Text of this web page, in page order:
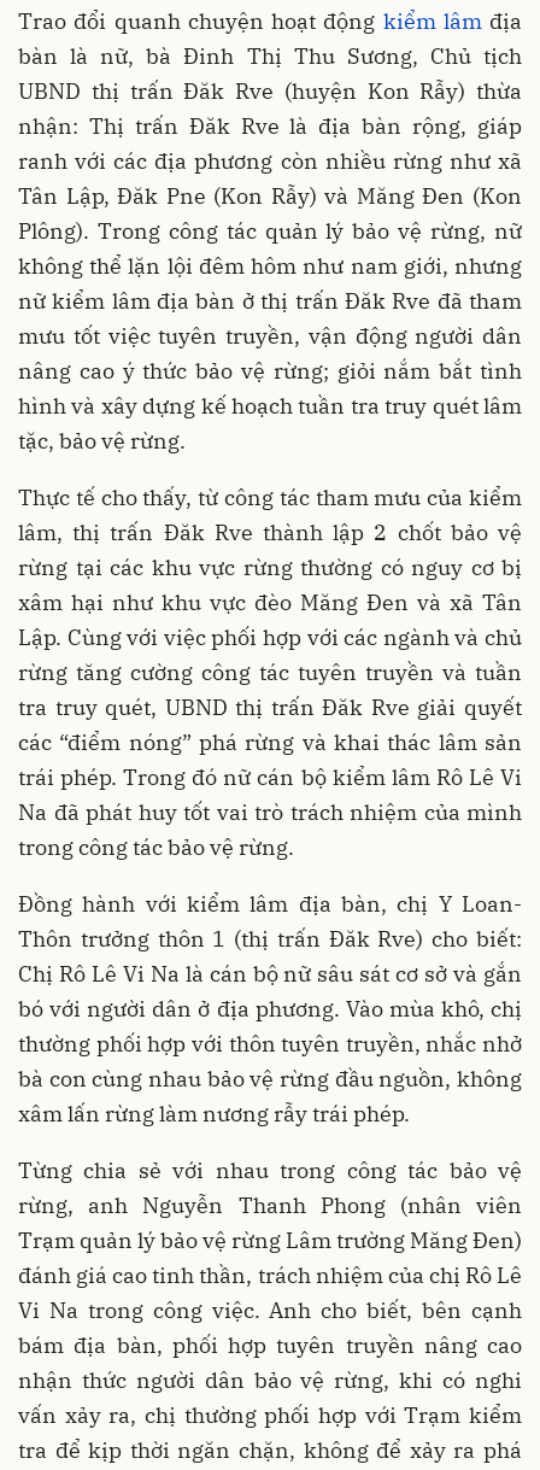
Trao đổi quanh chuyện hoạt động kiểm lâmđịa
bàn là nữ, bà Đinh Thị Thu Sương, Chủ tịch
UBND thị trấn Đăk Rve (huyện Kon Rẫy) thừa
nhận: Thị trấn Đăk Rve là địa bàn rộng, giáp
ranh với các địa phương còn nhiều rừng như xã
Tân Lập, Đăk Pne (Kon Rẫy) và Măng Đen (Kon
Plông). Trong công tác quản lý bảo vệ rừng, nữ
không thể lặn lội đêm hôm như nam giới, nhưng
nữ kiểm lâm địa bàn ở thị trấn Đăk Rve đã tham
mưu tốt việc tuyên truyền, vận động người dân
nâng cao ý thức bảo vệ rừng; giỏi nắm bắt tình
hình và xây dựng kế hoạch tuần tra truy quét lâm
tặc, bảo vệ rừng.
Thực tế cho thấy, từ công tác tham mưu của kiểm
lâm, thị trấn Đăk Rve thành lập 2 chốt bảo vệ
rừng tại các khu vực rừng thường có nguy cơ bị
xâm hại như khu vực đèo Măng Đen và xã Tân
Lập. Cùng với việc phối hợp với các ngành và chủ
rừng tăng cường công tác tuyên truyền và tuần
tra truy quét, UBND thị trấn Đăk Rve giải quyết
các “điểm nóng” phá rừng và khai thác lâm sản
trái phép. Trong đó nữ cán bộ kiểm lâm Rô Lê Vi
Na đã phát huy tốt vai trò trách nhiệm của mình
trong công tác bảo vệ rừng.
Đồng hành với kiểm lâm địa bàn, chị Y Loan-
Thôn trưởng thôn 1 (thị trấn Đăk Rve) cho biết:
Chị Rô Lê Vi Na là cán bộ nữ sâu sát cơ sở và gắn
bó với người dân ở địa phương. Vào mùa khô, chị
thường phối hợp với thôn tuyên truyền, nhắc nhở
bà con cùng nhau bảo vệ rừng đầu nguồn, không
xâm lấn rừng làm nương rẫy trái phép.
Từng chia sẻ với nhau trong công tác bảo vệ
rừng, anh Nguyễn Thanh Phong (nhân viên
Trạm quản lý bảo vệ rừng Lâm trường Măng Đen)
đánh giá cao tinh thần, trách nhiệm của chị Rô Lê
Vi Na trong công việc. Anh cho biết, bên cạnh
bám địa bàn, phối hợp tuyên truyền nâng cao
nhận thức người dân bảo vệ rừng, khi có nghi
vấn xảy ra, chị thường phối hợp với Trạm kiểm
tra để kịp thời ngăn chặn, không để xảy ra phá